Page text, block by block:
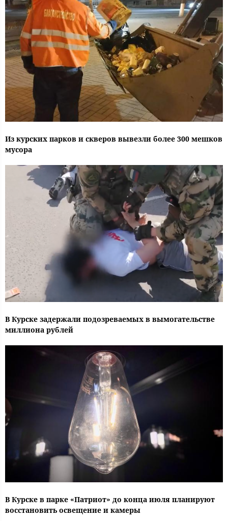
Из курских парков и скверов вывезли более 300 мешков
мусора
В Курске задержали подозреваемых в вымогательстве
миллиона рублей
В Курске в парке «Патриот» до конца июля планируют
восстановить освещение и камеры